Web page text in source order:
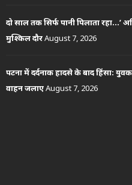
दो साल तक सिर्फ पानी पिलाता
मुश्किल दौरAugust 7, 2026
पटना में दर्दनाक हादसे के बाद हिंसा:
वाहन जलाएAugust 7, 2026